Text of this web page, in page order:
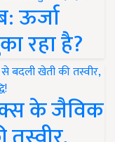
ऊर्जा
रहा है?
के जैविक